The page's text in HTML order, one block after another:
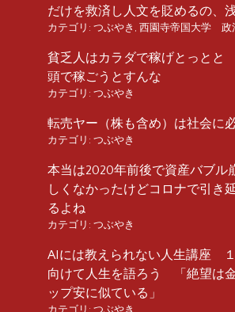
だけを救済し人文を貶めるの、
カテゴリ: つぶやき 西園寺帝国大学 政
貧乏人はカラダで稼げとっと
頭で稼ごうとすんな
カテゴリ: つぶやき
転売ヤー（株も含め）は社会に
カテゴリ: つぶやき
本当は2020年前後で資産バブル
しくなかったけどコロナで引き
るよね
カテゴリ: つぶやき
AIには教えられない人生講座
向けて人生を語ろう 「絶望は
ップ安に似ている」
カテゴリ: つぶやき